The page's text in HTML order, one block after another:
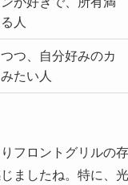
人
つ、自分好みのカ
たい人
フロントグリルの存
ましたね。特に、光